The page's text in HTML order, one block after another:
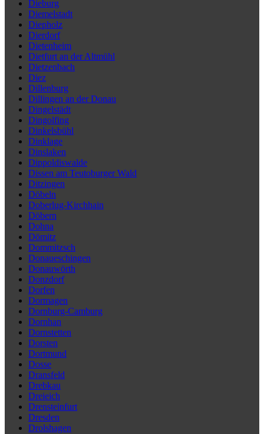
Dieburg
Diemelstadt
Diepholz
Dierdorf
Dietenheim
Dietfurt an der Altmühl
Dietzenbach
Diez
Dillenburg
Dillingen an der Donau
Dingelstädt
Dingolfing
Dinkelsbühl
Dinklage
Dinslaken
Dippoldiswalde
Dissen am Teutoburger Wald
Ditzingen
Döbeln
Doberlug-Kirchhain
Döbern
Dohna
Dömitz
Dommitzsch
Donaueschingen
Donauwörth
Donzdorf
Dorfen
Dormagen
Dornburg-Camburg
Dornhan
Dornstetten
Dorsten
Dortmund
Dosse
Dransfeld
Drebkau
Dreieich
Drensteinfurt
Dresden
Drolshagen